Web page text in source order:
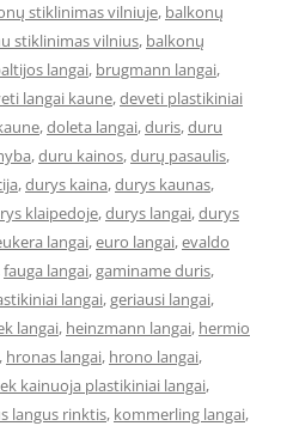
stiklinimas vilniuje, balkonų
stiklinimas vilnius, balkonų
langai, brugmann langai,
langai kaune,deveti plastikiniai
,doleta langai,duris,duru
,duru kainos,durų pasaulis,
,durys kaina,durys kaunas,
klaipedoje,durys langai,durys
langai,euro langai,evaldo
fauga langai,gaminame duris,
langai,geriausi langai,
langai, heinzmann langai, hermio
, hronas langai, hrono langai,
kainuoja plastikiniai langai,
langus rinktis, kommerling langai,